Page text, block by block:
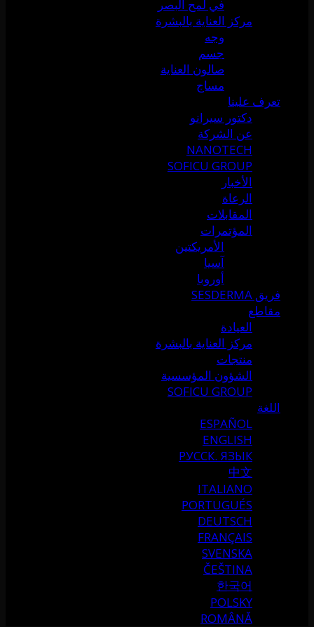
في لمح البصر
مركز العناية بالبشرة
وجه
جسم
صالون العناية
مساج
تعرف علينا
دكتور سيرانو
عن الشركة
NANOTECH
SOFICU GROUP
الأخبار
الرعاة
المقابلات
المؤتمرات
الأمريكتين
آسيا
أوروبا
فريق SESDERMA
مقاطع
العيادة
مركز العناية بالبشرة
منتجات
الشؤون المؤسسية
SOFICU GROUP
اللغة
ESPAÑOL
ENGLISH
РУССК. ЯЗЫК
中文
ITALIANO
PORTUGUÉS
DEUTSCH
FRANÇAIS
SVENSKA
ČEŠTINA
한국어
POLSKY
ROMÂNĂ